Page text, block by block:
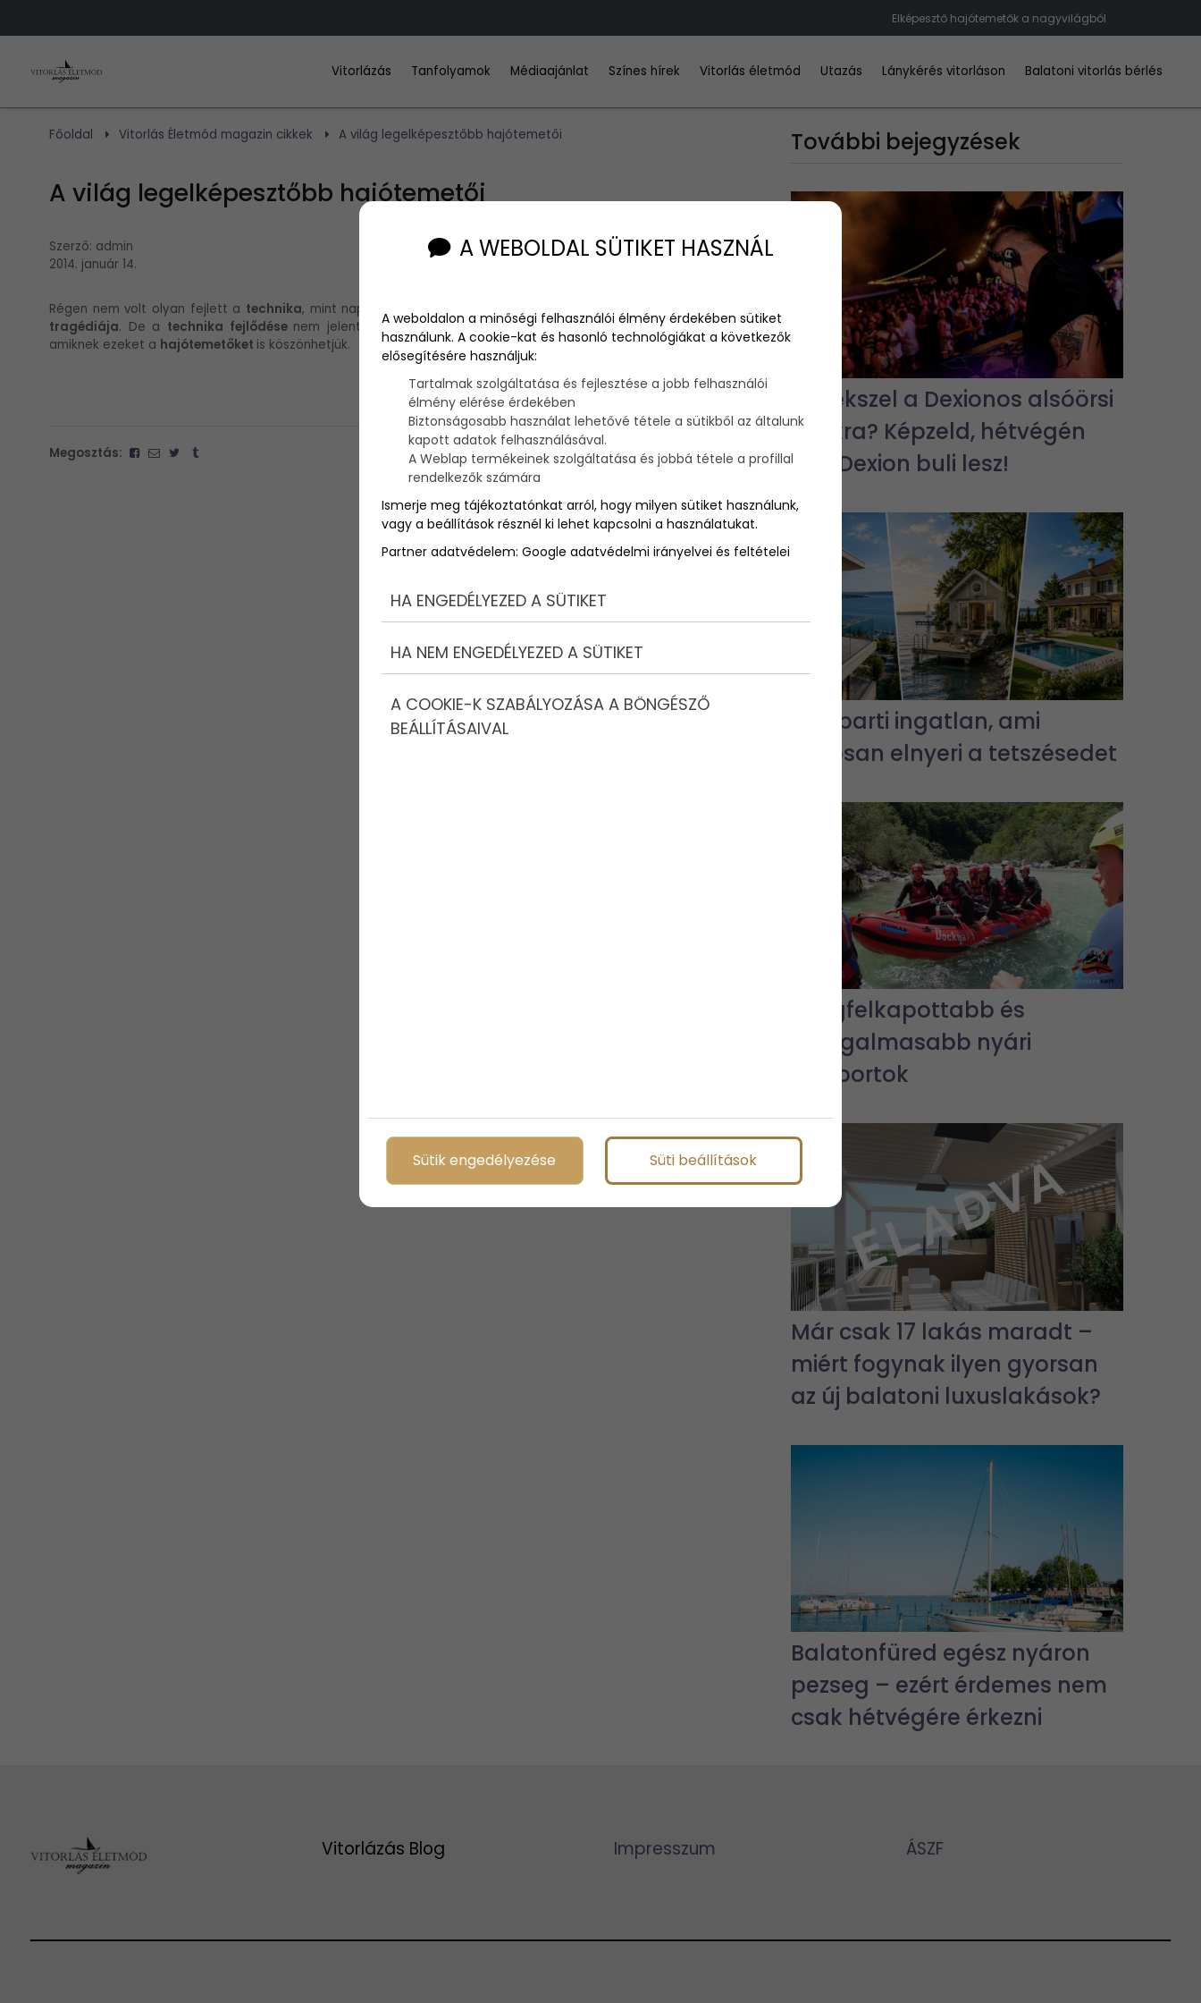
Elképesztő hajótemetők a nagyvilágból
Vitorlázás Tanfolyamok Médiaajánlat Színes hírek Vitorlás életmód Utazás Lánykérés vitorláson Balatoni vitorlás bérlés
Főoldal Vitorlás Életmód magazin cikkek A világ legelképesztőbb hajótemetői
A világ legelképesztőbb hajótemetői
Szerző: admin
2014. január 14.
Régen nem volt olyan fejlett a technika, mint napaság, ezért sokszor előfordultak súlyosbalesetek, mint a
Titanic
tragédiája. De a technika fejlődése nem jelenti azt, hogy végleg elkerülhetjük ezeket a végzetesbaleseteket,
amiknek ezeket a hajótemetőket is köszönhetjük.
Megosztás:
További bejegyzések
Emlékszel a Dexionos alsóörsi
bulikra? Képzeld, hétvégén
újra Dexion buli lesz!
3 vízparti ingatlan, ami
biztosan elnyeri a tetszésedet
A legfelkapottabb és
legizgalmasabb nyári
vízisportok
Már csak 17 lakás maradt –
miért fogynak ilyen gyorsan
az új balatoni luxuslakások?
Balatonfüred egész nyáron
pezseg – ezért érdemes nem
csak hétvégére érkezni
Vitorlázás Blog Impresszum ÁSZF
A WEBOLDAL SÜTIKET HASZNÁL
A weboldalon a minőségi felhasználói élmény érdekében sütiket
használunk. A cookie-kat és hasonló technológiákat a következők
elősegítésére használjuk:
Tartalmak szolgáltatása és fejlesztése a jobb felhasználói
élmény elérése érdekében
Biztonságosabb használat lehetővé tétele a sütikből az általunk
kapott adatok felhasználásával.
A Weblap termékeinek szolgáltatása és jobbá tétele a profillal
rendelkezők számára
Ismerje meg tájékoztatónkat arról, hogy milyen sütiket használunk,
vagy a beállítások résznél ki lehet kapcsolni a használatukat.
Partner adatvédelem: Google adatvédelmi irányelvei és feltételei
HA ENGEDÉLYEZED A SÜTIKET
HA NEM ENGEDÉLYEZED A SÜTIKET
A COOKIE-K SZABÁLYOZÁSA A BÖNGÉSZŐ
BEÁLLÍTÁSAIVAL
Sütik engedélyezése Süti beállítások